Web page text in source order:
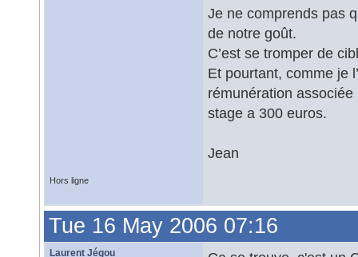
Je ne comprends pas
de notre goût.
C’est se tromper de
Et pourtant, comme je
rémunération
stage a 300 euros.
Jean
Hors ligne
Tue 16 May 2006 07:16
Laurent Jégou